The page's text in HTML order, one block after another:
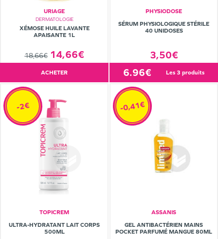
URIAGE
DERMATOLOGIE
XÉMOSE HUILE LAVANTE
APAISANTE 1L
18,66€ 14,66€
ACHETER
PHYSIODOSE
SÉRUM PHYSIOLOGIQUE STÉRILE
40 UNIDOSES
3,50€
6.96€ les 3 produits
TOPICREM
ULTRA-HYDRATANT LAIT CORPS
500ML
-2€
ASSANIS
GEL ANTIBACTÉRIEN MAINS
POCKET PARFUMÉ MANGUE 80ML
-0,41€